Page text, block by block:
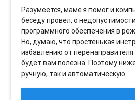
Разумеется, маме я помог и
беседу провел, о
программного обеспечения в
Но, думаю, что простенькая
избавлению от перенаправителя
будет вам полезна. Поэтому
ручную, так и автоматическую.